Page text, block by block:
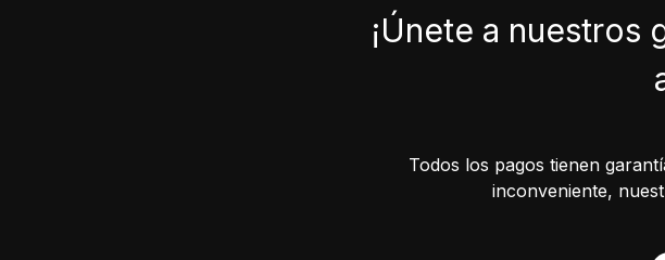
¡Únete a nuestros
Todos los pagos tienen
inconveniente,